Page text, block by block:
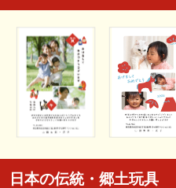
日本の伝統・郷土玩具